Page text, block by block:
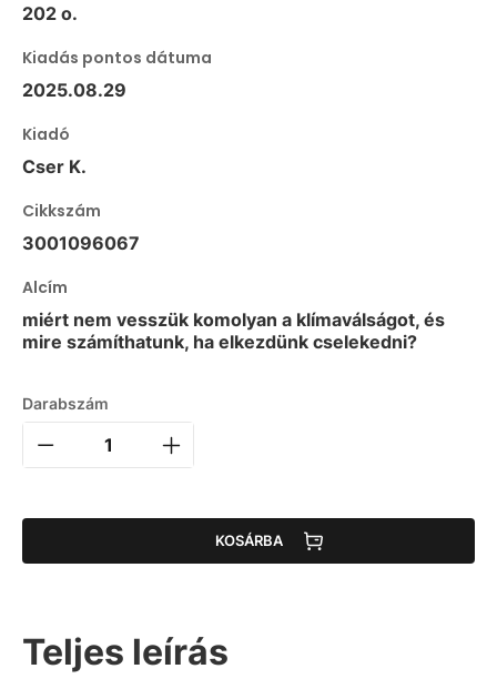
202 o.
Kiadás pontos dátuma
2025.08.29
Kiadó
Cser K.
Cikkszám
3001096067
Alcím
miért nem vesszük komolyan a klímaválságot, és
mire számíthatunk, ha elkezdünk cselekedni?
Darabszám
KOSÁRBA
Teljes leírás